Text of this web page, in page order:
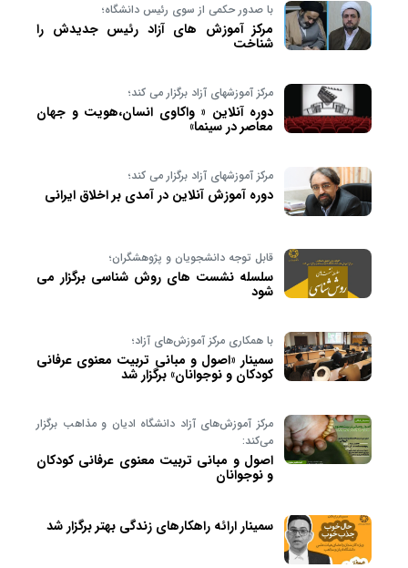
با صدور حکمی از سوی رئیس دانشگاه؛
مرکز آموزش های آزاد رئیس جدیدش را
شناخت
مرکز آموزشهای آزاد برگزار می کند؛
دوره آنلاین « واکاوی انسان،هویت و جهان
معاصر در سینما»
مرکز آموزشهای آزاد برگزار می کند؛
دوره آموزش آنلاین در آمدی بر اخلاق ایرانی
قابل توجه دانشجویان و پژوهشگران؛
سلسله نشست های روش شناسی برگزار می
شود
با همکاری مرکز آموزش‌های آزاد؛
سمینار «اصول و مبانی تربیت معنوی عرفانی
کودکان و نوجوانان» برگزار شد
مرکز آموزش‌های آزاد دانشگاه ادیان و مذاهب برگزار
می‌کند:
اصول و مبانی تربیت معنوی عرفانی کودکان
و نوجوانان
سمینار ارائه راهکارهای زندگی بهتر برگزار شد